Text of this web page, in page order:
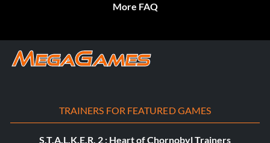
More FAQ
TRAINERS FOR FEATURED GAMES
S.T.A.L.K.E.R. 2 : Heart of Chornobyl Trainers